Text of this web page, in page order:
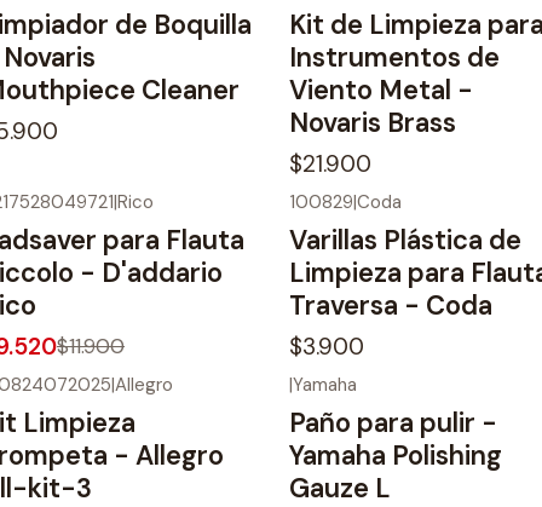
de Boquilla
Cleaner
Kit de Limpieza
Instrumentos de
Viento Metal -
Novaris Brass
$21.900
|Rico
para Flauta
- D'addario
$11.900
100829|Coda
Varillas Plástica de
Limpieza para
Traversa - Coda
$3.900
|Allegro
Limpieza
- Allegro
kit-3
|Yamaha
Paño para pulir -
Yamaha Polishing
Gauze L